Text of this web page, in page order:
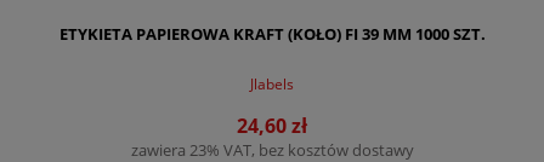
ETYKIETA PAPIEROWA KRAFT (KOŁO) FI 39 MM 1000 SZT.
Jlabels
24,60 zł
zawiera 23% VAT, bez kosztów dostawy